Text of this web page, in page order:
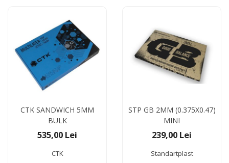
CTK SANDWICH 5MM
BULK
535,00 Lei
CTK
STP GB 2ММ (0.375X0.47)
MINI
239,00 Lei
Standartplast